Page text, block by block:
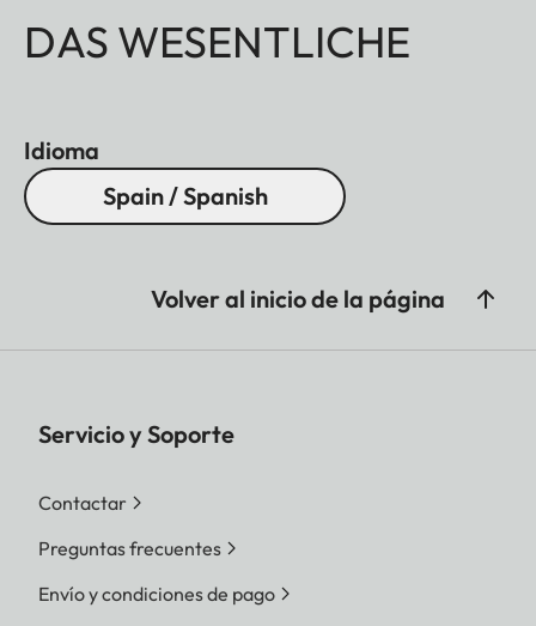
DAS WESENTLICHE
Idioma
Spain / Spanish
Volver al inicio de la página
Servicio y Soporte
Contactar
Preguntas frecuentes
Envío y condiciones de pago